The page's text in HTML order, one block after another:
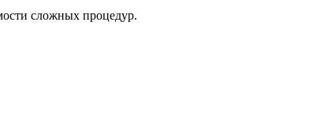
сложных процедур.